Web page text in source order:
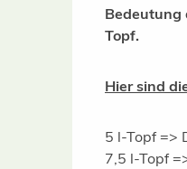
Bedeutung
Topf.
Hier sind
5 l-Topf =>
7,5 l-Topf